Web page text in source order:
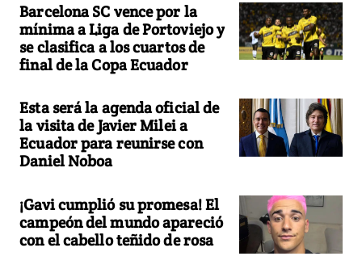
Barcelona SC vence por la
mínima a Liga de Portoviejo y
se clasifica a los cuartos de
final de la Copa Ecuador
Esta será la agenda oficial de
la visita de Javier Milei a
Ecuador para reunirse con
Daniel Noboa
¡Gavi cumplió su promesa! El
campeón del mundo apareció
con el cabello teñido de rosa